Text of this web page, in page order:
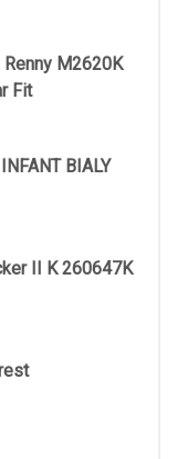
M2620K
Fit
BIALY
II K 260647K